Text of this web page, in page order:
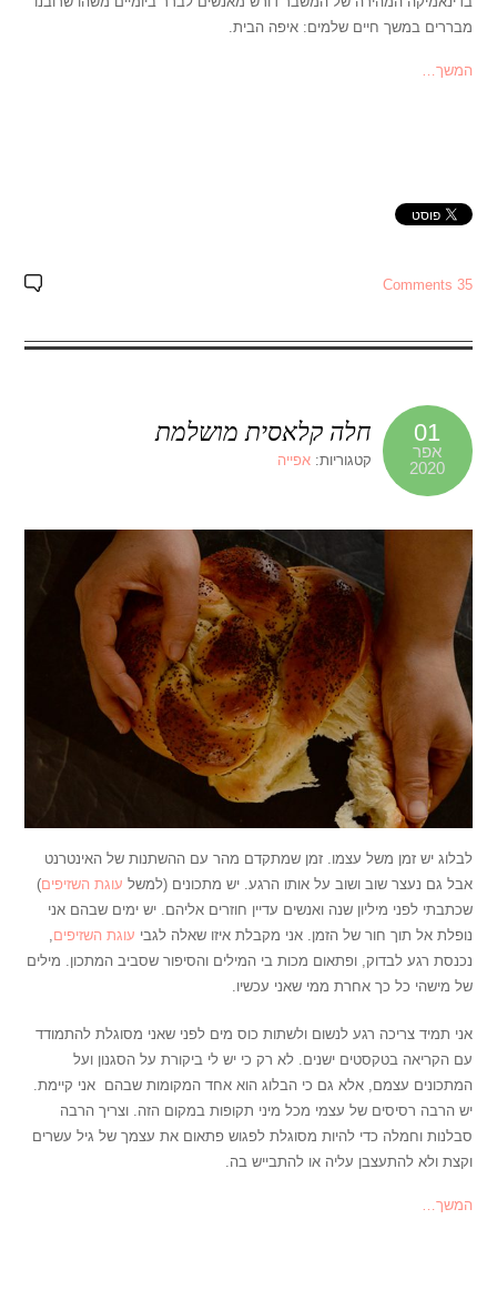
מבררים במשך חיים שלמים: איפה הבית.
המשך…
35 Comments
01
אפר
2020
חלה קלאסית מושלמת
קטגוריות:אפייה
לבלוג יש זמן משל עצמו. זמן שמתקדם מהר עם ההשתנות של האינטרנט
אבל גם נעצר שוב ושוב על אותו הרגע. יש מתכונים (למשל עוגת השזיפים)
שכתבתי לפני מיליון שנה ואנשים עדיין חוזרים אליהם. יש ימים שבהם אני
נופלת אל תוך חור של הזמן. אני מקבלת איזו שאלה לגבי עוגת השזיפים
נכנסת רגע לבדוק, ופתאום מכות בי המילים והסיפור שסביב המתכון. מילים
של מישהי כל כך אחרת ממי שאני עכשיו.
אני תמיד צריכה רגע לנשום ולשתות כוס מים לפני שאני מסוגלת להתמודד
עם הקריאה בטקסטים ישנים. לא רק כי יש לי ביקורת על הסגנון ועל
המתכונים עצמם, אלא גם כי הבלוג הוא אחד המקומות שבהם אני קיימת.
יש הרבה רסיסים של עצמי מכל מיני תקופות במקום הזה. וצריך הרבה
סבלנות וחמלה כדי להיות מסוגלת לפגוש פתאום את עצמך של גיל עשרים
וקצת ולא להתעצבן עליה או להתבייש בה.
המשך…